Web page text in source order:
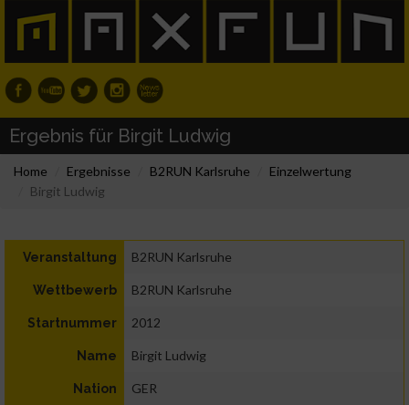
Ergebnis für Birgit Ludwig
Home Ergebnisse B2RUN Karlsruhe
Einzelwertung
Birgit Ludwig
Veranstaltung B2RUN Karlsruhe
Wettbewerb B2RUN Karlsruhe
Startnummer 2012
Name Birgit Ludwig
Nation GER